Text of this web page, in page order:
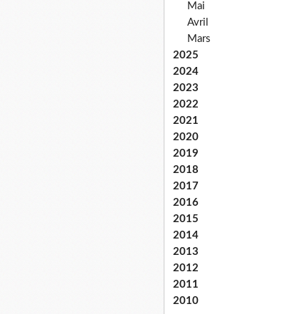
Mai
Avril
Mars
2025
2024
2023
2022
2021
2020
2019
2018
2017
2016
2015
2014
2013
2012
2011
2010